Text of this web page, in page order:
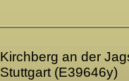
Kirchberg an der
Stuttgart (E39646y)